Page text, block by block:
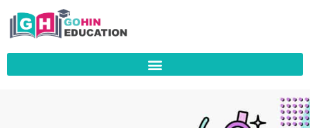
Skip